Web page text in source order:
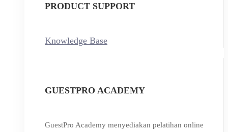
PRODUCT SUPPORT
Knowledge Base
GUESTPRO ACADEMY
GuestPro Academy menyediakan pelatihan online